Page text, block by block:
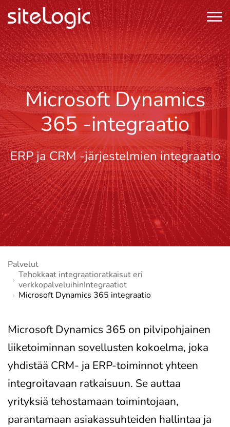
Microsoft Dynamics
365 -integraatio
ERP ja CRM -järjestelmien integraatio
Palvelut
Tehokkaat integraatioratkaisut eri
verkkopalveluihinIntegraatiot
Microsoft Dynamics 365 integraatio
Microsoft Dynamics 365 on pilvipohjainen
liiketoiminnan sovellusten kokoelma, joka
yhdistää CRM- ja ERP-toiminnot yhteen
integroitavaan ratkaisuun. Se auttaa
yrityksiä tehostamaan toimintojaan,
parantamaan asiakassuhteiden hallintaa ja